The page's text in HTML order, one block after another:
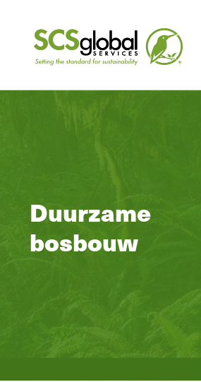
Duurzame
bosbouw